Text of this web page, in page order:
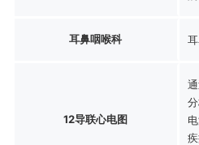
耳鼻咽喉科
12导联心电图